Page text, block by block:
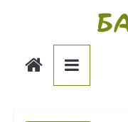
Балдёж